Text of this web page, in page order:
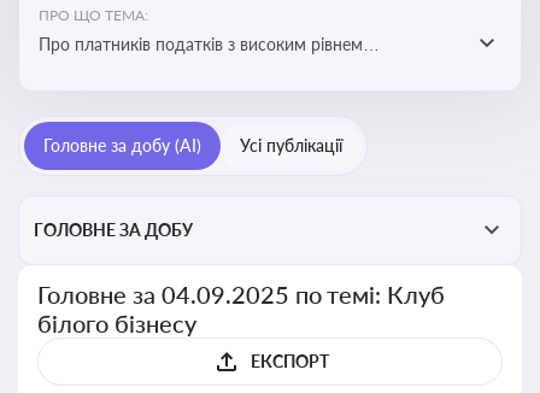
ПРО ЩО ТЕМА:
Про платників податків з високим рівнем
Головне за добу (AI) Усі публікації
ГОЛОВНЕ ЗА ДОБУ
Головне за 04.09.2025 по темі: Клуб
білого бізнесу
ЕКСПОРТ